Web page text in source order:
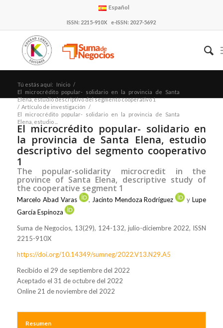
Español
ISSN: 2215-910X e-ISSN: 2027-5692
Tú estás aquí: Inicio /
El microcrédito popular- solidario en la provincia de Santa
Elena, estudio descriptivo del segmento cooperativo 1
/ Artículo de investigación /
El microcrédito popular- solidario en la provincia de Santa
Elena, estudio ...
El microcrédito popular- solidario en
la provincia de Santa Elena, estudio
descriptivo del segmento cooperativo
1
The popular-solidarity microcredit in the
province of Santa Elena, descriptive study of
the cooperative segment 1
Marcelo Abad Varas , Jacinto Mendoza Rodríguez yLupe
García Espinoza
Suma de Negocios, 13(29), 124-132, julio-diciembre 2022, ISSN
2215-910X
https://doi.org/10.14349/sumneg/2022.V13.N29.A5
Recibido el 29 de septiembre del 2022
Aceptado el 31 de octubre del 2022
Online 21 de noviembre del 2022
Resumen